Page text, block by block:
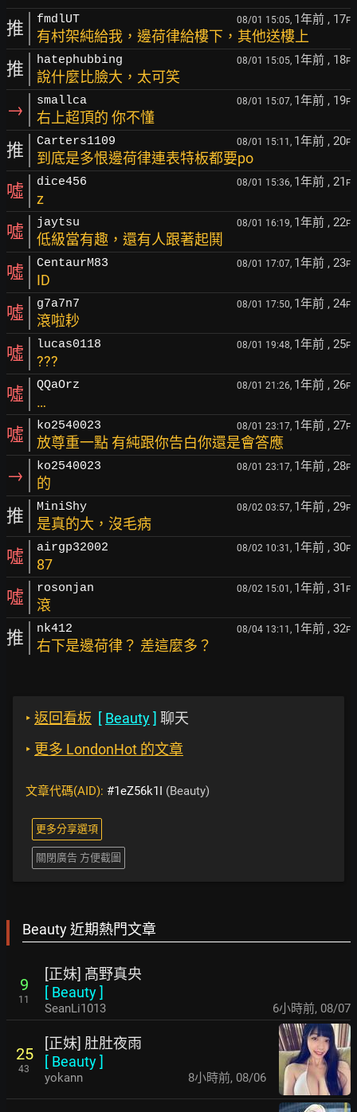
推 fmdlUT 08/01 15:05, 1年前 , 17F
有村架純給我，邊荷律給樓下，其他送樓上
推 hatephubbing 08/01 15:05, 1年前 , 18F
說什麼比臉大，太可笑
→ smallca 08/01 15:07, 1年前 , 19F
右上超頂的 你不懂
推 Carters1109 08/01 15:11, 1年前 , 20F
到底是多恨邊荷律連表特板都要po
噓 dice456 08/01 15:36, 1年前 , 21 F
z
噓 jaytsu 08/01 16:19, 1年前 , 22F
低級當有趣，還有人跟著起鬨
噓 CentaurM83 08/01 17:07, 1年前 , 23F
ID
噓 g7a7n7 08/01 17:50, 1年前 , 24F
滾啦耖
噓 lucas0118 08/01 19:48, 1年前 , 25F
???
噓 QQaOrz 08/01 21:26, 1年前 , 26F
…
噓 ko2540023 08/01 23:17, 1年前 , 27F
放尊重一點 有純跟你告白你還是會答應
→ ko2540023 08/01 23:17, 1年前 , 28F
的
推 MiniShy 08/02 03:57, 1年前 , 29F
是真的大，沒毛病
噓 airgp32002 08/02 10:31, 1年前 , 30F
87
噓 rosonjan 08/02 15:01, 1年前 , 31 F
滾
推 nk412 08/04 13:11, 1年前 , 32F
右下是邊荷律？ 差這麼多？
‣ 返回看板 [ Beauty] 聊天
‣ 更多 LondonHot 的文章
文章代碼(AID): #1eZ56k1I (Beauty)
更多分享選項
關閉廣告 方便截圖
Beauty 近期熱門文章
9
11
[正妹] 髙野真央
[ Beauty]
SeanLi1013 6小時前, 08/07
25
43
[正妹] 肚肚夜雨
[ Beauty]
yokann 8小時前, 08/06